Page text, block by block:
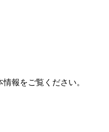
報をご覧ください。